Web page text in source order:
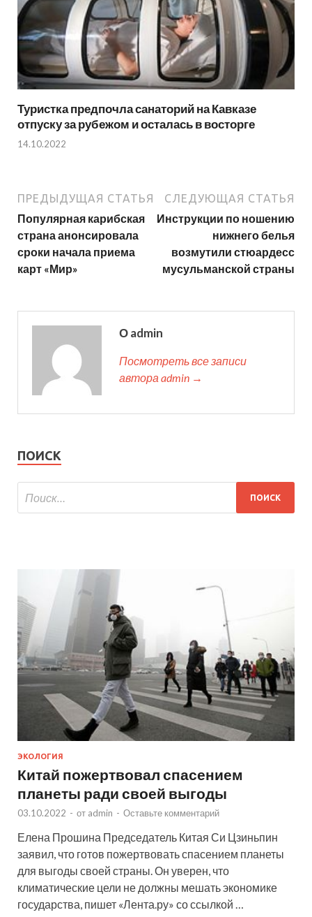
Туристка предпочла санаторий на Кавказе
отпуску за рубежом и осталась в восторге
14.10.2022
ПРЕДЫДУЩАЯ СТАТЬЯ
Популярная карибская
страна анонсировала
сроки начала приема
карт «Мир»
СЛЕДУЮЩАЯ СТАТЬЯ
Инструкции по ношению
нижнего белья
возмутили стюардесс
мусульманской страны
О admin
Посмотреть все записи
автора admin →
ПОИСК
ЭКОЛОГИЯ
Китай пожертвовал спасением
планеты ради своей выгоды
03.10.2022 - от admin - Оставьте комментарий
Елена Прошина Председатель Китая Си Цзиньпин
заявил, что готов пожертвовать спасением планеты
для выгоды своей страны. Он уверен, что
климатические цели не должны мешать экономике
государства, пишет «Лента.ру» со ссылкой …